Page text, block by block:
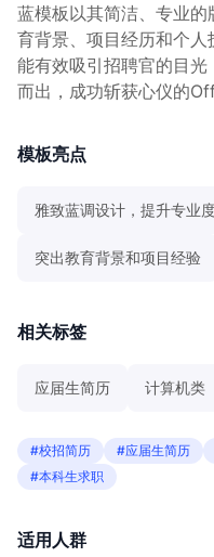
蓝模板以其简洁、专业
育背景、项目经历和个人
能有效吸引招聘官的目
而出，成功斩获心仪的
模板亮点
雅致蓝调设计，提升专业
突出教育背景和项目经验
相关标签
应届生简历 计算机类
#校招简历 #应届生简历
#本科生求职
适用人群